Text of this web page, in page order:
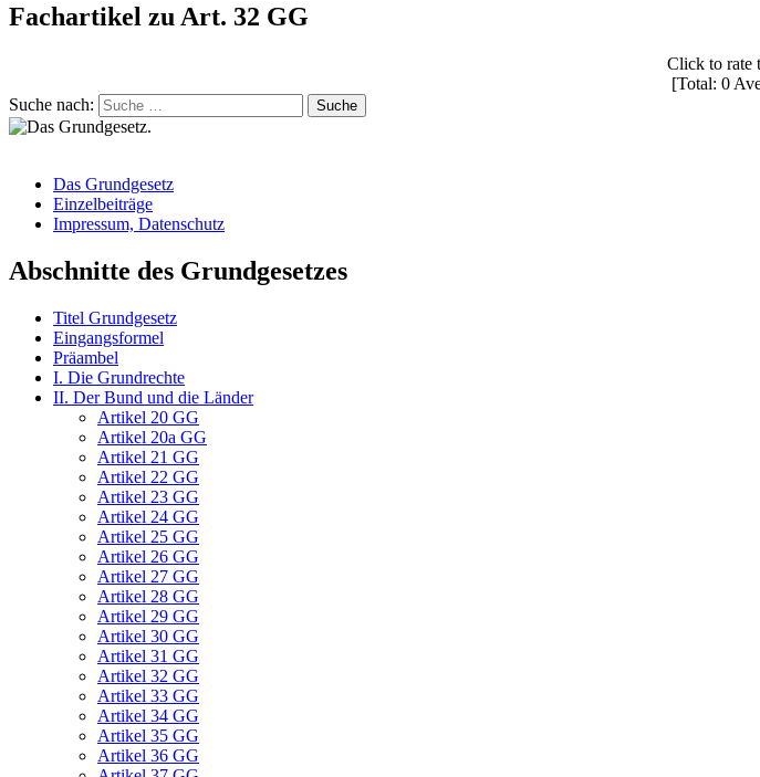
Fachartikel zu Art. 32 GG
Click to rate
[Total: 0
Suche nach:
Suche
Das Grundgesetz
Einzelbeiträge
Impressum, Datenschutz
Abschnitte des Grundgesetzes
Titel Grundgesetz
Eingangsformel
Präambel
I. Die Grundrechte
II. Der Bund und die Länder
Artikel 20 GG
Artikel 20a GG
Artikel 21 GG
Artikel 22 GG
Artikel 23 GG
Artikel 24 GG
Artikel 25 GG
Artikel 26 GG
Artikel 27 GG
Artikel 28 GG
Artikel 29 GG
Artikel 30 GG
Artikel 31 GG
Artikel 32 GG
Artikel 33 GG
Artikel 34 GG
Artikel 35 GG
Artikel 36 GG